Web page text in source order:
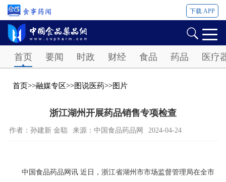
下载 APP
首页 要闻 时政 财经 食品 药品 医疗
首页>>融媒专区>>图说医药>>图片
浙江湖州开展药品销售专项检查
作者：孙建新 金聪 来源：中国食品药品网 2024-04-24
中国食品药品网讯 近日，浙江省湖州市市场监督管理局在全市